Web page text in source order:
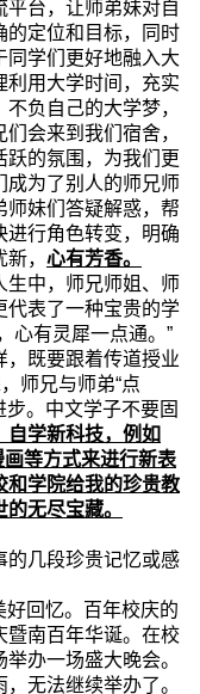
台，让师弟妹对自
的定位和目标，同时
同学们更好地融入大
利用大学时间，充实
负自己的大学梦，
会来到我们宿舍，
跃的氛围，为我们更
成为了别人的师兄师
师妹们答疑解惑，帮
进行角色转变，明确
， 心有芳香。
生中，师兄师姐、师
代表了一种宝贵的学
心有灵犀一点通。”
，既要跟着传道授业
师兄与师弟“点
步。中文学子不要固
自学新科技，例如
等方式来进行新表
和学院给我的珍贵教
无尽宝藏。
的几段珍贵记忆或感
回忆。百年校庆的
暨南百年华诞。在校
办一场盛大晚会。
无法继续举办了。